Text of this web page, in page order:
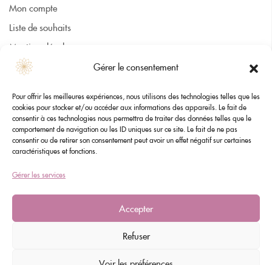
Gérer le consentement
Pour offrir les meilleures expériences, nous utilisons des technologies telles que les
cookies pour stocker et/ou accéder aux informations des appareils. Le fait de
consentir à ces technologies nous permettra de traiter des données telles que le
comportement de navigation ou les ID uniques sur ce site. Le fait de ne pas
consentir ou de retirer son consentement peut avoir un effet négatif sur certaines
caractéristiques et fonctions.
Gérer les services
Accepter
Refuser
Mon compte
Liste de souhaits
Mentions légales
CGV
Contact
Nous contacter